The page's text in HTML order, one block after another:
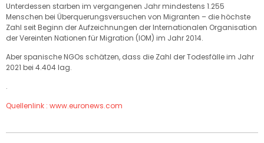
Unterdessen starben im vergangenen Jahr mindestens 1.255
Menschen bei Überquerungsversuchen von Migranten – die höchste
Zahl seit Beginn der Aufzeichnungen der Internationalen Organisation
der Vereinten Nationen für Migration (IOM) im Jahr 2014.
Aber spanische NGOs schätzen, dass die Zahl der Todesfälle im Jahr
2021 bei 4.404 lag.
.
Quellenlink : www.euronews.com